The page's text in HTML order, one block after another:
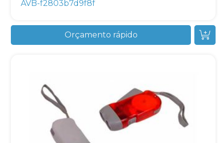
AVB-f2803b7d9f8f
Orçamento rápido